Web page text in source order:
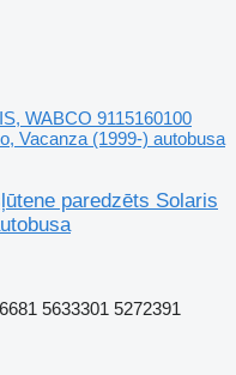
WABCO 9115160100
Vacanza (1999-) autobusa
paredzēts Solaris
5633301 5272391